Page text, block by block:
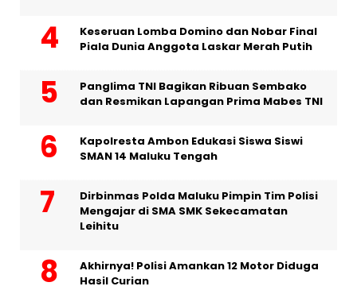
Keseruan Lomba Domino dan Nobar Final
Piala Dunia Anggota Laskar Merah Putih
Panglima TNI Bagikan Ribuan Sembako
dan Resmikan Lapangan Prima Mabes TNI
Kapolresta Ambon Edukasi Siswa Siswi
SMAN 14 Maluku Tengah
Dirbinmas Polda Maluku Pimpin Tim Polisi
Mengajar di SMA SMK Sekecamatan
Leihitu
Akhirnya! Polisi Amankan 12 Motor Diduga
Hasil Curian